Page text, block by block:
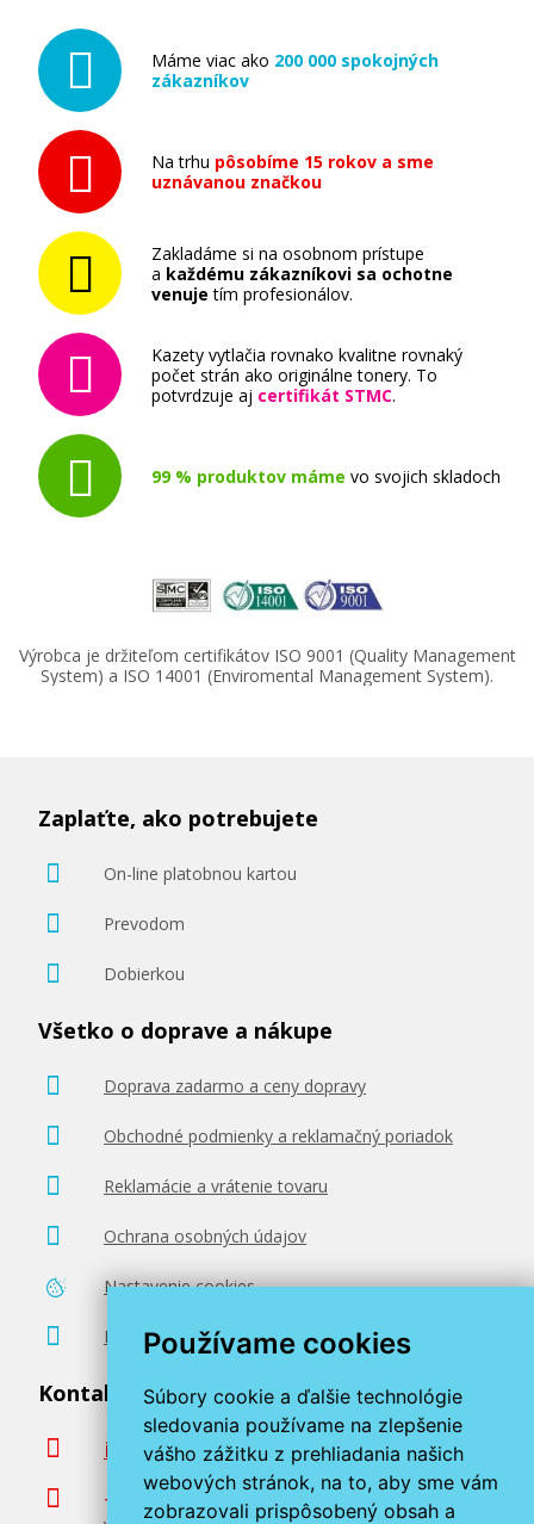
Používame cookies
Súbory cookie a ďalšie technológie
sledovania používame na zlepšenie
vášho zážitku z prehliadania našich
webových stránok, na to, aby sme vám
zobrazovali prispôsobený obsah a
Máme viac ako 200 000 spokojných
zákazníkov
Na trhu pôsobíme 15 rokov a sme
uznávanou značkou
Zakladáme si na osobnom prístupe
a každému zákazníkovi sa ochotne
venuje tím profesionálov.
Kazety vytlačia rovnako kvalitne rovnaký
počet strán ako originálne tonery. To
potvrdzuje aj certifikát STMC.
99 % produktov máme vo svojich skladoch
Výrobca je držiteľom certifikátov ISO 9001 (Quality Management
System) a ISO 14001 (Enviromental Management System).
Zaplaťte, ako potrebujete
On-line platobnou kartou
Prevodom
Dobierkou
Všetko o doprave a nákupe
Doprava zadarmo a ceny dopravy
Obchodné podmienky a reklamačný poriadok
Reklamácie a vrátenie tovaru
Ochrana osobných údajov
Nastavenie cookies
Poradenstvo zadarmo
Kontaktujte nás
info@miroluk.sk
+420 377 222 313